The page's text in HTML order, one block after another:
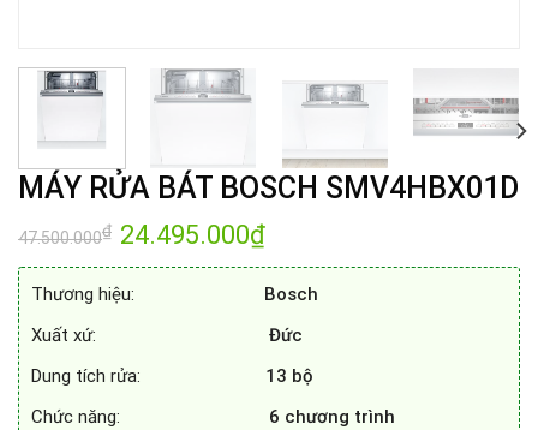
MÁY RỬA BÁT BOSCH SMV4HBX01D
47.500.000₫ Giá
gốc
là:
24.495.000₫Giá
tại
24.495.000₫.
Thương hiệu:
Bosch
Xuất xứ: Đức
Dung tích rửa: 13 bộ
Chức năng: 6 chương trình